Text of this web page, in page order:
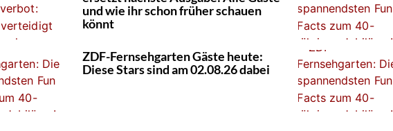
und wie ihr schon früher schauen
könnt
ZDF-Fernsehgarten Gäste heute:
Diese Stars sind am 02.08.26 dabei